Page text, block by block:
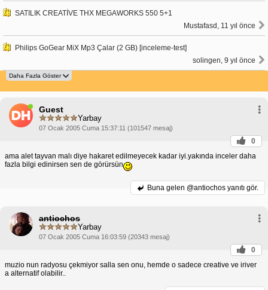
SATILIK CREATİVE THX MEGAWORKS 550 5+1
Mustafasd, 11 yıl önce
Philips GoGear MiX Mp3 Çalar (2 GB) [inceleme-test]
solingen, 9 yıl önce
Guest
Yarbay
07 Ocak 2005 Cuma 15:37:11 (101547 mesaj)
0
ama alet tayvan malı diye hakaret edilmeyecek kadar iyi.yakında inceler daha
fazla bilgi edinirsen sen de görürsün
Buna gelen @antiochos yanıtı gör.
antiochos
Yarbay
07 Ocak 2005 Cuma 16:03:59 (20343 mesaj)
0
muzio nun radyosu çekmiyor salla sen onu, hemde o sadece creative ve iriver
a alternatif olabilir..